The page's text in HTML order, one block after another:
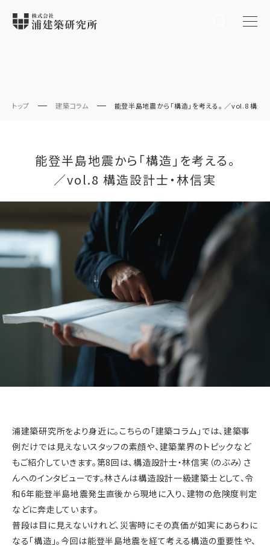
トップ 建築コラム 能登半島地震から「構造」を考える。 ／vol.8 構造
能登半島地震から「構造」を考える。
／vol.8 構造設計士・林信実
浦建築研究所をより身近に。こちらの「建築コラム」では、建築事
例だけでは見えないスタッフの素顔や、建築業界のトピックなど
もご紹介していきます。第8回は、構造設計士・林信実（のぶみ）さ
んへのインタビューです。林さんは構造設計一級建築士として、令
和6年能登半島地震発生直後から現地に入り、建物の危険度判定
などに奔走しています。
普段は目に見えないけれど、災害時にその真価が如実にあらわに
なる「構造」。今回は能登半島地震を経て考える構造の重要性や、